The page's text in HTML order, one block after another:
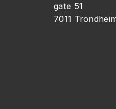
gate 51
7011